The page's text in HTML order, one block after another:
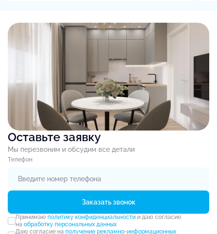
Оставьте заявку
Мы перезвоним и обсудим все детали
Tелефон
Заказать звонок
Принимаю политику конфиденциальностии даю согласие
на обработку персональных данных
Даю согласие на получение рекламно-информационных